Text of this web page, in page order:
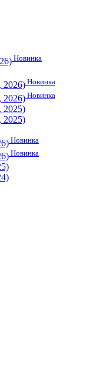
Новинка
2026)Новинка
2026)Новинка
2025)
2025)
Новинка
Новинка